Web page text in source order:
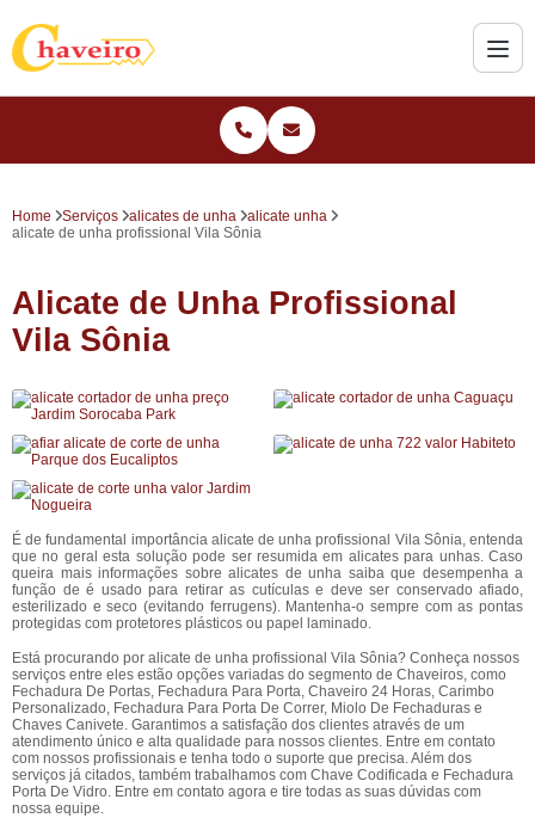
Home Serviços alicates de unha
alicate unha
alicate de unha profissional Vila Sônia
Alicate de Unha Profissional
Vila Sônia
É de fundamental importância alicate de unha profissional Vila Sônia, entenda
que no geral esta solução pode ser resumida em alicates para unhas. Caso
queira mais informações sobre alicates de unha saiba que desempenha a
função de é usado para retirar as cutículas e deve ser conservado afiado,
esterilizado e seco (evitando ferrugens). Mantenha-o sempre com as pontas
protegidas com protetores plásticos ou papel laminado.
Está procurando por alicate de unha profissional Vila Sônia? Conheça nossos
serviços entre eles estão opções variadas do segmento de Chaveiros, como
Fechadura De Portas, Fechadura Para Porta, Chaveiro 24 Horas, Carimbo
Personalizado, Fechadura Para Porta De Correr, Miolo De Fechaduras e
Chaves Canivete. Garantimos a satisfação dos clientes através de um
atendimento único e alta qualidade para nossos clientes. Entre em contato
com nossos profissionais e tenha todo o suporte que precisa. Além dos
serviços já citados, também trabalhamos com Chave Codificada e Fechadura
Porta De Vidro. Entre em contato agora e tire todas as suas dúvidas com
nossa equipe.